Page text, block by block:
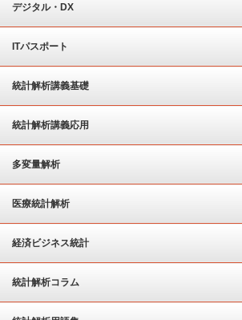
デジタル・DX
ITパスポート
統計解析講義基礎
統計解析講義応用
多変量解析
医療統計解析
経済ビジネス統計
統計解析コラム